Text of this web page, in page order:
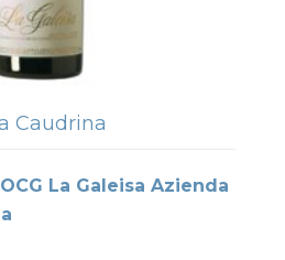
Caudrina
La Galeisa Azienda